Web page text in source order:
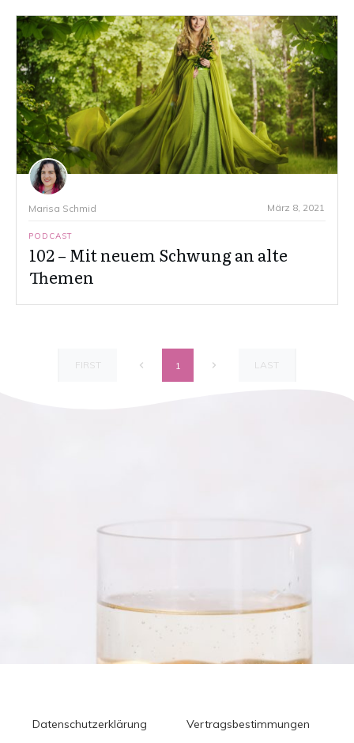
Marisa Schmid März 8, 2021
PODCAST
102 – Mit neuem Schwung an alte
Themen
FIRST 1 LAST
Datenschutzerklärung
Vertragsbestimmungen